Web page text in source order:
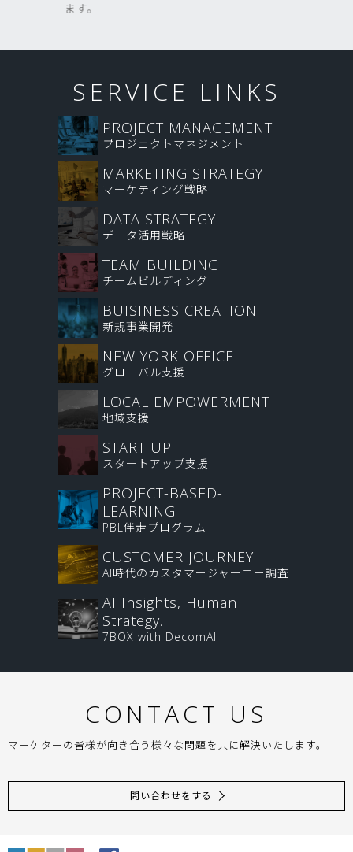
ます。
SERVICE LINKS
PROJECT MANAGEMENT
プロジェクトマネジメント
MARKETING STRATEGY
マーケティング戦略
DATA STRATEGY
データ活用戦略
TEAM BUILDING
チームビルディング
BUISINESS CREATION
新規事業開発
NEW YORK OFFICE
グローバル支援
LOCAL EMPOWERMENT
地域支援
START UP
スタートアップ支援
PROJECT-BASED-
LEARNING
PBL伴走プログラム
CUSTOMER JOURNEY
AI時代のカスタマージャーニー調査
AI Insights, Human
Strategy.
7BOX with DecomAI
CONTACT US
マーケターの皆様が向き合う様々な問題を共に解決いたします。
問い合わせをする